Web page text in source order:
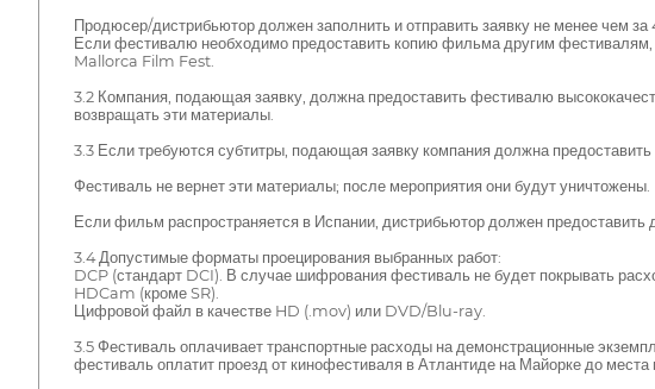
Продюсер/дистрибьютор должен заполнить и отправить заявку не менее чем
Если фестивалю необходимо предоставить копию фильма другим
Mallorca Film Fest.
3.2 Компания, подающая заявку, должна предоставить фестивалю
возвращать эти материалы.
3.3 Если требуются субтитры, подающая заявку компания должна
Фестиваль не вернет эти материалы; после мероприятия они будут уничтожены.
Если фильм распространяется в Испании, дистрибьютор должен
3.4 Допустимые форматы проецирования выбранных работ:
DCP (стандарт DCI). В случае шифрования фестиваль не будет покрывать
HDCam (кроме SR).
Цифровой файл в качестве HD (.mov) или DVD/Blu-ray.
3.5 Фестиваль оплачивает транспортные расходы на демонстрационные
фестиваль оплатит проезд от кинофестиваля в Атлантиде на Майорке до места